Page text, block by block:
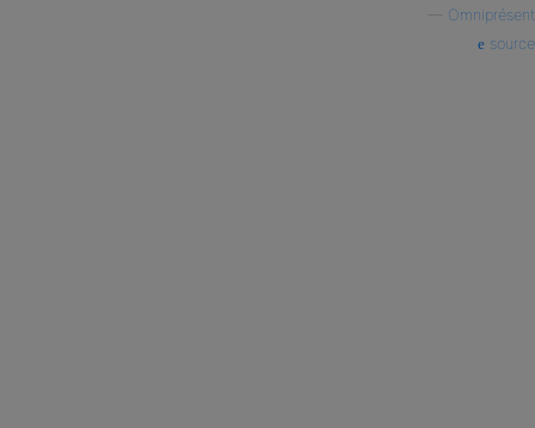
Omniprésent
source